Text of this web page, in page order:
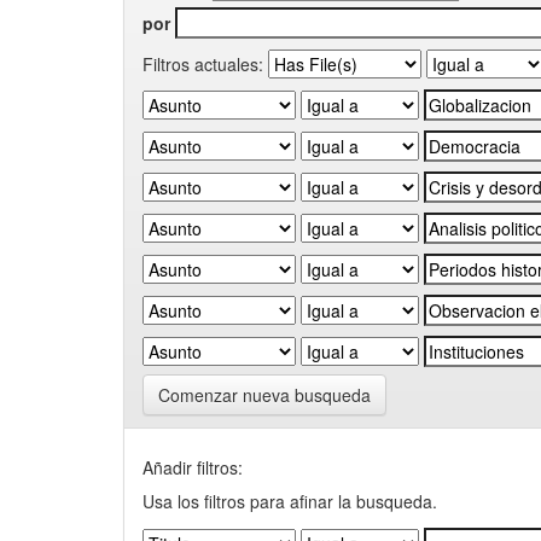
por
Filtros actuales:
Comenzar nueva busqueda
Añadir filtros:
Usa los filtros para afinar la busqueda.